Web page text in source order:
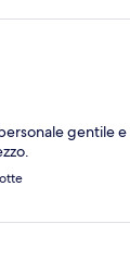
gentile